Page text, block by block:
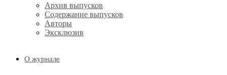
Архив выпусков
Содержание выпусков
Авторы
Эксклюзив
О журнале